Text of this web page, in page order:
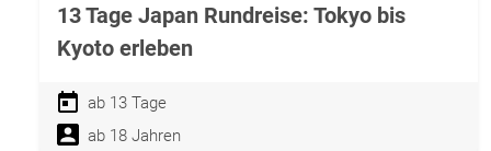
13 Tage Japan Rundreise: Tokyo bis
Kyoto erleben
ab 13 Tage
ab 18 Jahren